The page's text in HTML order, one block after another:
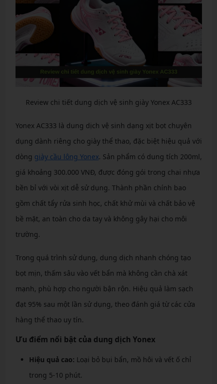
Review chi tiết dung dịch vệ sinh giày Yonex AC333
Yonex AC333 là dung dịch vệ sinh dạng xịt bọt chuyên
dụng dành riêng cho giày thể thao, đặc biệt hiệu quả với
dòng giày cầu lông Yonex. Sản phẩm có dung tích 200ml,
giá khoảng 300.000 VNĐ, được đóng gói trong chai nhựa
bền bỉ với vòi xịt dễ sử dụng. Thành phần chính bao
gồm chất tẩy rửa sinh học, chất khử mùi và chất bảo vệ
bề mặt, an toàn cho da tay và không gây hại cho môi
trường.
Trong quá trình sử dụng, dung dịch nhanh chóng tạo
bọt mịn, thấm sâu vào vết bẩn mà không cần chà xát
mạnh, phù hợp cho người bận rộn. Hiệu quả làm sạch
đạt 95% sau một lần sử dụng, theo đánh giá từ các cửa
hàng thể thao uy tín.
Ưu điểm nổi bật của dung dịch Yonex
Hiệu quả cao: Loại bỏ bụi bẩn, mồ hôi và vết ố chỉ
trong 5-10 phút.